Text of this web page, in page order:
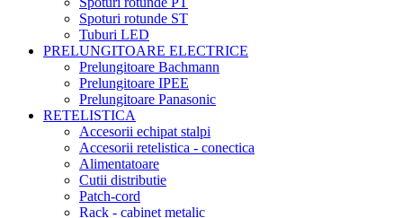
Spoturi rotunde ST
Tuburi LED
PRELUNGITOARE ELECTRICE
Prelungitoare Bachmann
Prelungitoare IPEE
Prelungitoare Panasonic
RETELISTICA
Accesorii echipat stalpi
Accesorii retelistica - conectica
Alimentatoare
Cutii distributie
Patch-cord
Rack - cabinet metalic